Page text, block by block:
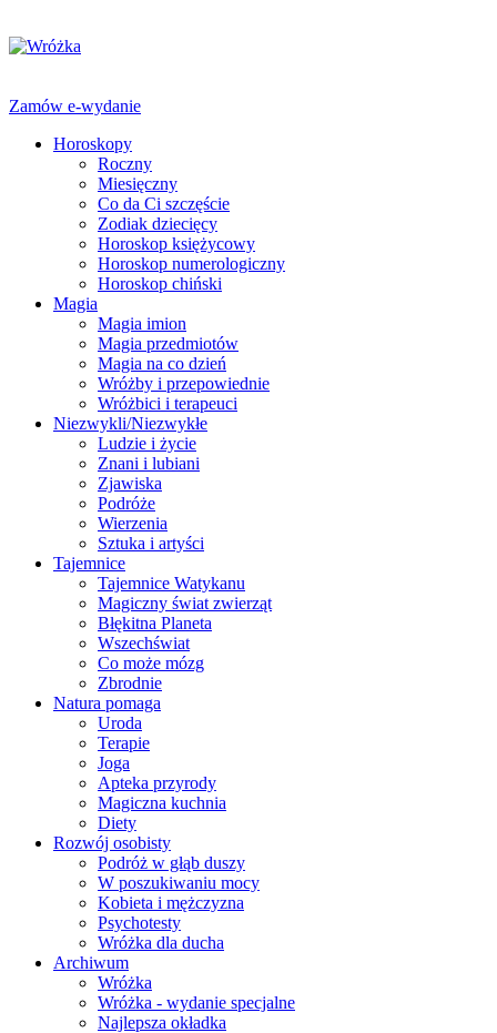
Zamów e-wydanie
Horoskopy
Roczny
Miesięczny
Co da Ci szczęście
Zodiak dziecięcy
Horoskop księżycowy
Horoskop numerologiczny
Horoskop chiński
Magia
Magia imion
Magia przedmiotów
Magia na co dzień
Wróżby i przepowiednie
Wróżbici i terapeuci
Niezwykli/Niezwykłe
Ludzie i życie
Znani i lubiani
Zjawiska
Podróże
Wierzenia
Sztuka i artyści
Tajemnice
Tajemnice Watykanu
Magiczny świat zwierząt
Błękitna Planeta
Wszechświat
Co może mózg
Zbrodnie
Natura pomaga
Uroda
Terapie
Joga
Apteka przyrody
Magiczna kuchnia
Diety
Rozwój osobisty
Podróż w głąb duszy
W poszukiwaniu mocy
Kobieta i mężczyzna
Psychotesty
Wróżka dla ducha
Archiwum
Wróżka
Wróżka - wydanie specjalne
Najlepsza okładka